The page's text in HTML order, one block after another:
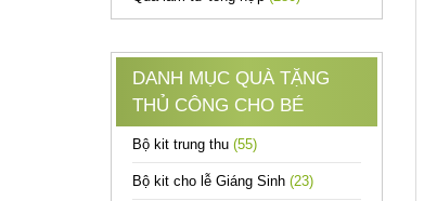
DANH MỤC QUÀ TẶNG
THỦ CÔNG CHO BÉ
Bộ kit trung thu (55)
Bộ kit cho lễ Giáng Sinh (23)